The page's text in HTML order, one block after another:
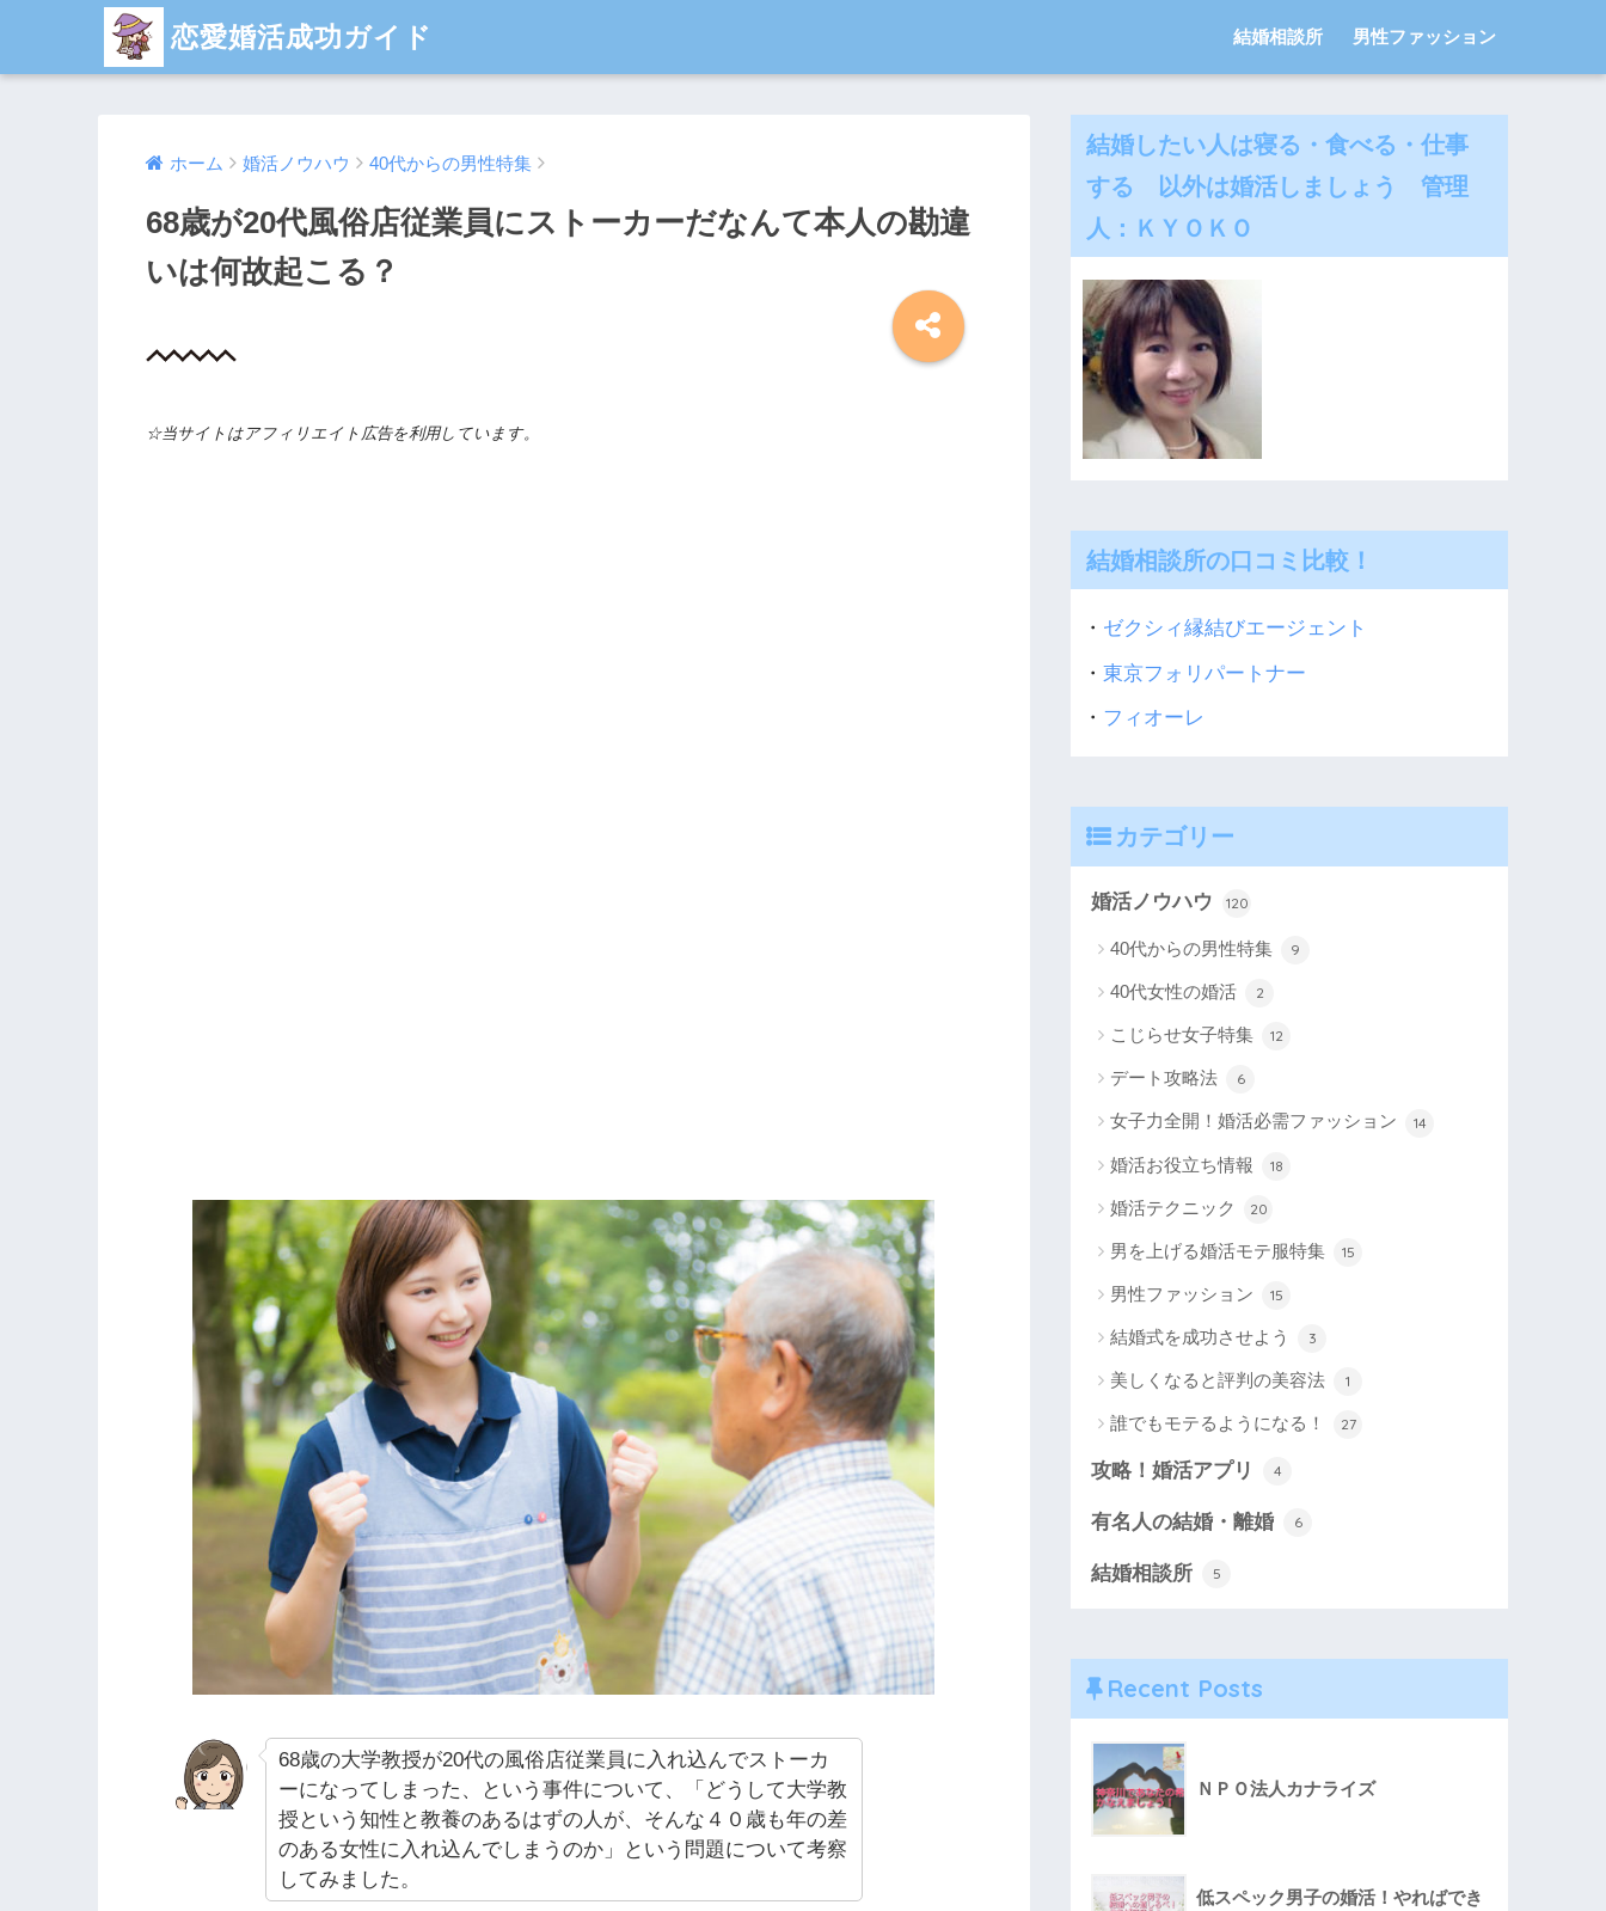
恋愛婚活成功ガイド 結婚相談所 男性ファッション
ホーム 婚活ノウハウ 40代からの男性特集
68歳が20代風俗店従業員にストーカーだなんて本人の勘違
いは何故起こる？
☆当サイトはアフィリエイト広告を利用しています。
68歳の大学教授が20代の風俗店従業員に入れ込んでストーカ
ーになってしまった、という事件について、「どうして大学教
授という知性と教養のあるはずの人が、そんな４０歳も年の差
のある女性に入れ込んでしまうのか」という問題について考察
してみました。
結婚したい人は寝る・食べる・仕事
する 以外は婚活しましょう 管理
人：ＫＹＯＫＯ
結婚相談所の口コミ比較！
・ ゼクシィ縁結びエージェント
・東京フォリパートナー
・ フィオーレ
カテゴリー
婚活ノウハウ 120
40代からの男性特集 9
40代女性の婚活 2
こじらせ女子特集 12
デート攻略法 6
女子力全開！婚活必需ファッション 14
婚活お役立ち情報 18
婚活テクニック 20
男を上げる婚活モテ服特集 15
男性ファッション 15
結婚式を成功させよう 3
美しくなると評判の美容法 1
誰でもモテるようになる！ 27
攻略！婚活アプリ 4
有名人の結婚・離婚 6
結婚相談所 5
Recent Posts
ＮＰＯ法人カナライズ
低スペック男子の婚活！やればでき